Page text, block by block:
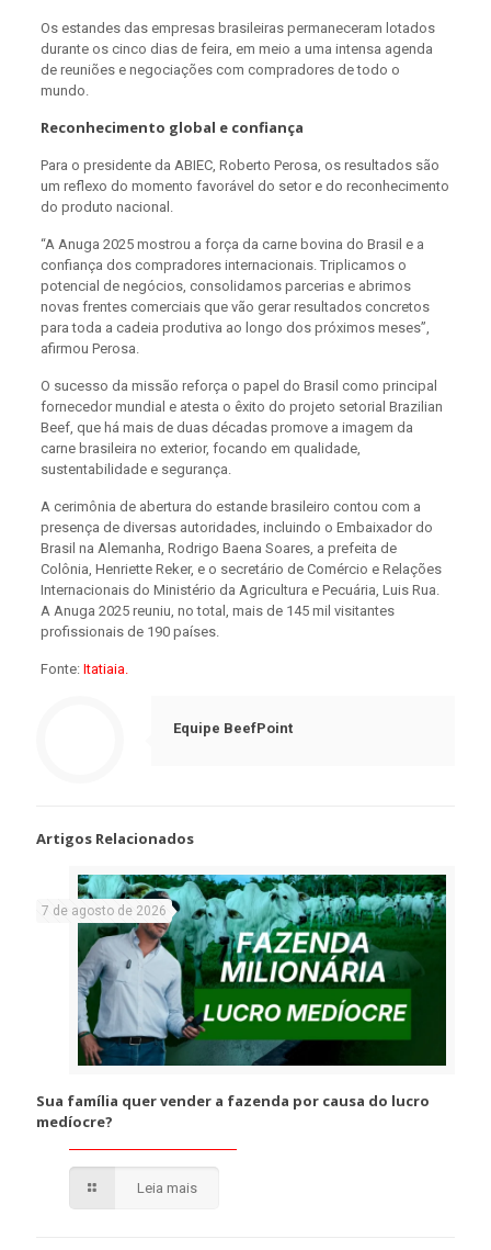
Os estandes das empresas brasileiras permaneceram lotados
durante os cinco dias de feira, em meio a uma intensa agenda
de reuniões e negociações com compradores de todo o
mundo.
Reconhecimento global e confiança
Para o presidente da ABIEC, Roberto Perosa, os resultados são
um reflexo do momento favorável do setor e do reconhecimento
do produto nacional.
“A Anuga 2025 mostrou a força da carne bovina do Brasil e a
confiança dos compradores internacionais. Triplicamos o
potencial de negócios, consolidamos parcerias e abrimos
novas frentes comerciais que vão gerar resultados concretos
para toda a cadeia produtiva ao longo dos próximos meses”,
afirmou Perosa.
O sucesso da missão reforça o papel do Brasil como principal
fornecedor mundial e atesta o êxito do projeto setorial Brazilian
Beef, que há mais de duas décadas promove a imagem da
carne brasileira no exterior, focando em qualidade,
sustentabilidade e segurança.
A cerimônia de abertura do estande brasileiro contou com a
presença de diversas autoridades, incluindo o Embaixador do
Brasil na Alemanha, Rodrigo Baena Soares, a prefeita de
Colônia, Henriette Reker, e o secretário de Comércio e Relações
Internacionais do Ministério da Agricultura e Pecuária, Luis Rua.
A Anuga 2025 reuniu, no total, mais de 145 mil visitantes
profissionais de 190 países.
Fonte: Itatiaia.
Equipe BeefPoint
Artigos Relacionados
7 de agosto de 2026
Sua família quer vender a fazenda por causa do lucro
medíocre?
Leia mais